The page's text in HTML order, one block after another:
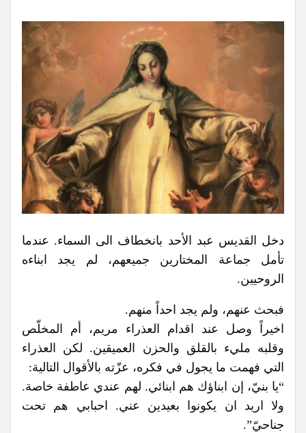
دخل القديس عبد الأحد بانخطاف الى السماء. عندما
تأمل جماعة المختارين جميعهم، لم يجد ابناءه
الروحيين.
فبحث عنهم، ولم يجد احداً منهم.
اخيراً وصل عند اقدام العذراء مريم، أم المخلّص
وقلبه مليء بالقلق والحزن العميقين. لكن العذراء
التي فهمت ما يجول في فكره، عزّته بالأقوال التالية:
“يا بنيّ، إن ابناؤك هم ابنائي. لهم عندي عاطفة خاصة.
ولا اريد ان يكونوا بعيدين عني. احبابي هم تحت
جناحيّ”.